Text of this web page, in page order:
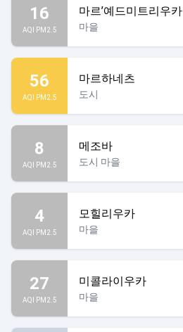
16
AQI PM2.5
마르’예드미트리우카
마을
56
AQI PM2.5
마르하네츠
도시
8
AQI PM2.5
메조바
도시 마을
4
AQI PM2.5
모힐리우카
마을
27
AQI PM2.5
미콜라이우카
마을